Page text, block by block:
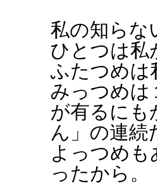
私の知らな
ひとつは私
ふたつめは
みっつめは
が有るにも
ん」の連続
よっつめ
ったから。